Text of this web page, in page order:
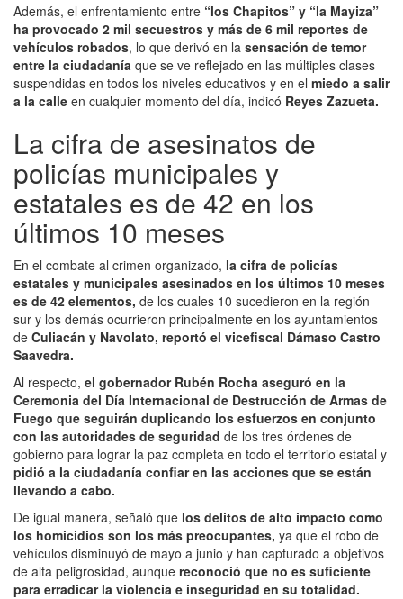
Además, el enfrentamiento entre “los Chapitos” y “la Mayiza”
ha provocado 2 mil secuestros y más de 6 mil reportes de
vehículos robados, lo que derivó en la sensación de temor
entre la ciudadanía que se ve reflejado en las múltiples clases
suspendidas en todos los niveles educativos y en el miedo a salir
a la calle en cualquier momento del día, indicó Reyes Zazueta.
La cifra de asesinatos de
policías municipales y
estatales es de 42 en los
últimos 10 meses
En el combate al crimen organizado, la cifra de policías
estatales y municipales asesinados en los últimos 10 meses
es de 42 elementos, de los cuales 10 sucedieron en la región
sur y los demás ocurrieron principalmente en los ayuntamientos
de Culiacán y Navolato, reportó el vicefiscal Dámaso Castro
Saavedra.
Al respecto, el gobernador Rubén Rocha aseguró en la
Ceremonia del Día Internacional de Destrucción de Armas de
Fuego que seguirán duplicando los esfuerzos en conjunto
con las autoridades de seguridad de los tres órdenes de
gobierno para lograr la paz completa en todo el territorio estatal y
pidió a la ciudadanía confiar en las acciones que se están
llevando a cabo.
De igual manera, señaló que los delitos de alto impacto como
los homicidios son los más preocupantes, ya que el robo de
vehículos disminuyó de mayo a junio y han capturado a objetivos
de alta peligrosidad, aunque reconoció que no es suficiente
para erradicar la violencia e inseguridad en su totalidad.